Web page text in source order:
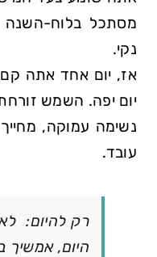
מסתכל בלוח-השנה
נקי.
אז, יום אחד אתה
יום יפה. השמש
נשימה עמוקה,
עובד.
רק להיום:
היום, אמשיך